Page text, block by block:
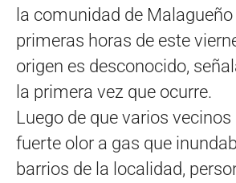
la comunidad de
primeras horas de este
origen es desconocido,
la primera vez que ocurre.
Luego de que varios
fuerte olor a gas que
barrios de la localidad,